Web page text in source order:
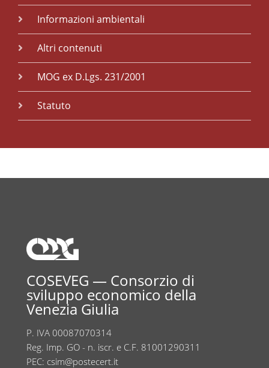
Informazioni ambientali
Altri contenuti
MOG ex D.Lgs. 231/2001
Statuto
COSEVEG — Consorzio di
sviluppo economico della
Venezia Giulia
P. IVA 00087070314
Reg. Imp. GO - n. iscr. e C.F. 81001290311
PEC: csim@postecert.it